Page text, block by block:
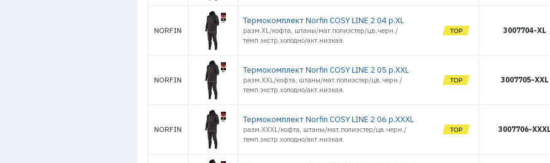
16489
16493
16519
NORFIN
Термокомплект Norfin COSY LINE 2 04 р.XL
разм.XL/кофта, штаны/мат.полиэстер/цв.черн./
темп.экстр.холодно/акт.низкая.
3007704-XL
NORFIN
Термокомплект Norfin COSY LINE 2 05 р.XXL
разм.XXL/кофта, штаны/мат.полиэстер/цв.черн./
темп.экстр.холодно/акт.низкая.
3007705-XXL
NORFIN
Термокомплект Norfin COSY LINE 2 06 р.XXXL
разм.XXXL/кофта, штаны/мат.полиэстер/цв.черн./
темп.экстр.холодно/акт.низкая.
3007706-XXXL